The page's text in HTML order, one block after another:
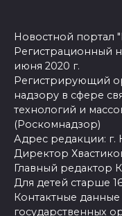
Новостной портал
Регистрационный
июня 2020 г.
Регистрирующий
надзору в сфере
технологий и
(Роскомнадзор)
Адрес редакции: г.
Директор
Главный редактор
Для детей старше
Контактные
государственных